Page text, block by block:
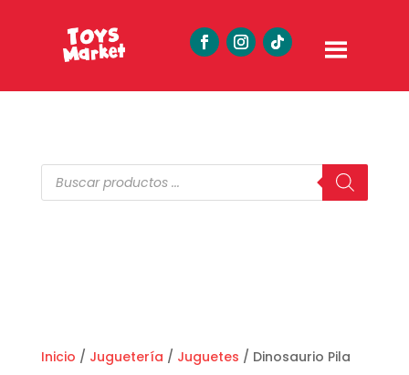
Búsqueda
de
productos
Inicio / Juguetería / Juguetes / Dinosaurio Pila